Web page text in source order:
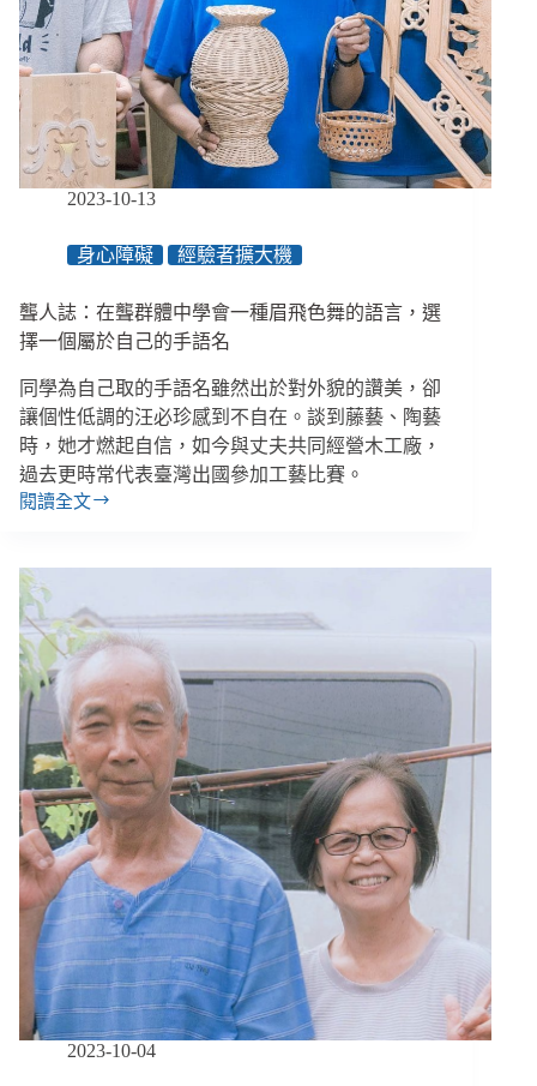
臺
劇
《愛
愛
內
光》
誇
瑞
症
我
受
傷
2023-10-13
身心障礙 經驗者擴大機
聾人誌：在聾群體中學會一種眉飛色舞的語言，選
擇一個屬於自己的手語名
同學為自己取的手語名雖然出於對外貌的讚美，卻
讓個性低調的汪必珍感到不自在。談到藤藝、陶藝
時，她才燃起自信，如今與丈夫共同經營木工廠，
過去更時常代表臺灣出國參加工藝比賽。
閱讀全文
聾
在
聾
群
體
中
學
會
一
種
眉
飛
色
舞
的
言，
擇
一
2023-10-04